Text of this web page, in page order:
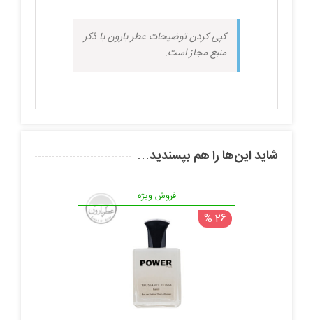
کپی کردن توضیحات عطر بارون با ذکر
منبع مجاز است.
شاید این‌ها را هم بپسندید…
فروش ویژه
26 %